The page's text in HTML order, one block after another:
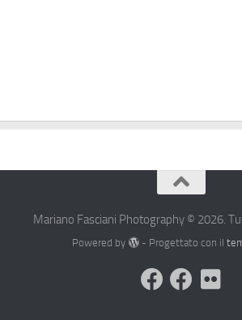
Mariano Fasciani Photography © 2026.
Powered by - Progettato con il